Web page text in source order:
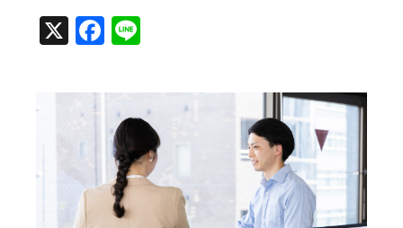
X Facebook